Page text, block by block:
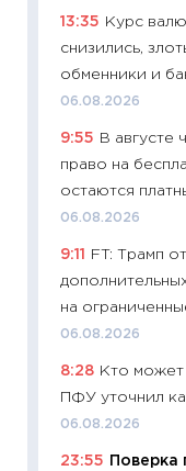
13:35
Курс
снизились,
обменники и
06.08.2026
9:55
В августе
право на
остаются
06.08.2026
9:11
FT: Трамп
на
06.08.2026
8:28 Кто может
ПФУ уточнил
06.08.2026
23:55 Поверка